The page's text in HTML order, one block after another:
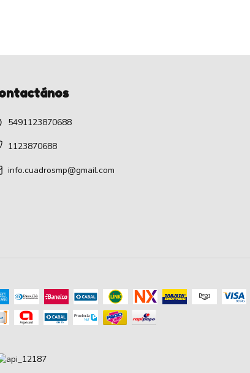
5491123870688
1123870688
info.cuadrosmp@gmail.com